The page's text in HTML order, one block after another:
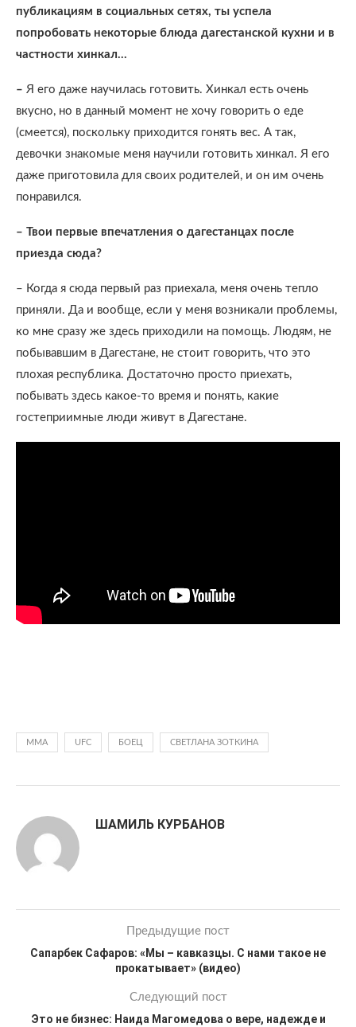
публикациям в социальных сетях, ты успела
попробовать некоторые блюда дагестанской кухни и в
частности хинкал…
– Я его даже научилась готовить. Хинкал есть очень
вкусно, но в данный момент не хочу говорить о еде
(смеется), поскольку приходится гонять вес. А так,
девочки знакомые меня научили готовить хинкал. Я его
даже приготовила для своих родителей, и он им очень
понравился.
– Твои первые впечатления о дагестанцах после
приезда сюда?
– Когда я сюда первый раз приехала, меня очень тепло
приняли. Да и вообще, если у меня возникали проблемы,
ко мне сразу же здесь приходили на помощь. Людям, не
побывавшим в Дагестане, не стоит говорить, что это
плохая республика. Достаточно просто приехать,
побывать здесь какое-то время и понять, какие
гостеприимные люди живут в Дагестане.
MMA UFC БОЕЦ СВЕТЛАНА ЗОТКИНА
ШАМИЛЬ КУРБАНОВ
Предыдущие пост
Сапарбек Сафаров: «Мы – кавказцы. С нами такое не
прокатывает» (видео)
Следующий пост
Это не бизнес: Наида Магомедова о вере, надежде и